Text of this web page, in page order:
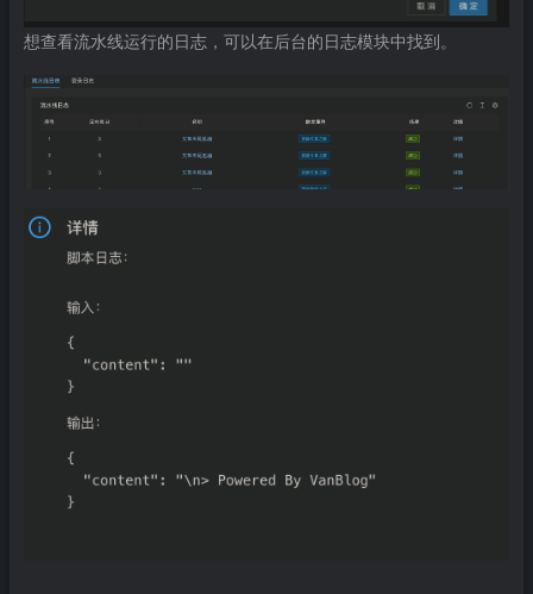
想查看流水线运行的日志，可以在后台的日志模块中找到。